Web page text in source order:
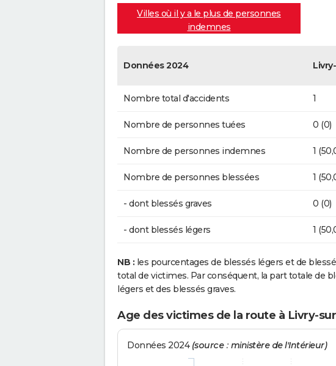
Villes où il y a le plus de personnes
indemnes
Données 2024
Nombre total d'accidents 1
Nombre de personnes tuées 0 (0)
Nombre de personnes indemnes 1
Nombre de personnes blessées 1
- dont blessés graves 0 (0)
- dont blessés légers 1
NB : les pourcentages de blessés légers et de
total de victimes. Par conséquent, la part totale de
légers et des blessés graves.
Age des victimes de la route à Livry-
Données 2024 (source : ministère de l'Intérieur)